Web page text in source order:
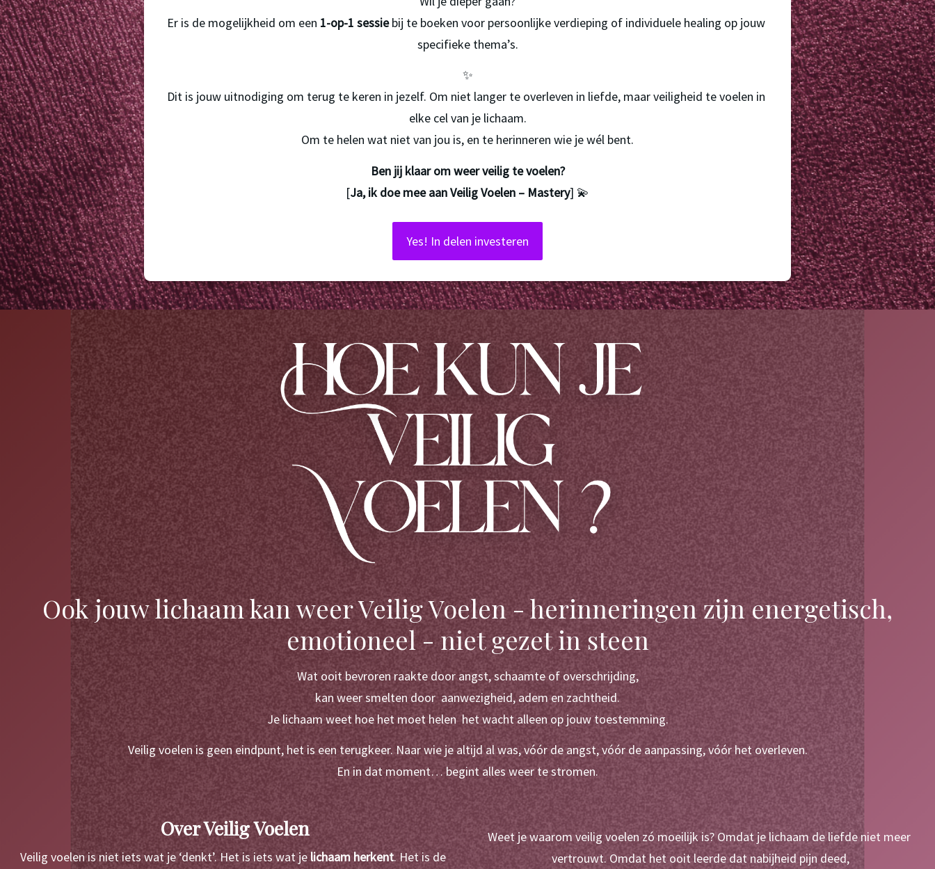
Er is de mogelijkheid om een 1-op-1 sessie bij te boeken voor persoonlijke verdieping of individuele healing op jouw
specifieke thema’s.
✨
Dit is jouw uitnodiging om terug te keren in jezelf. Om niet langer te overleven in liefde, maar veiligheid te voelen in
elke cel van je lichaam.
Om te helen wat niet van jou is, en te herinneren wie je wél bent.
Ben jij klaar om weer veilig te voelen?
[Ja, ik doe mee aan Veilig Voelen – Mastery] 💫
Yes! In delen investeren
Ook jouw lichaam kan weer Veilig Voelen - herinneringen zijn energetisch,
emotioneel - niet gezet in steen
Wat ooit bevroren raakte door angst, schaamte of overschrijding,
kan weer smelten door  aanwezigheid, adem en zachtheid.
Je lichaam weet hoe het moet helen  het wacht alleen op jouw toestemming.
Veilig voelen is geen eindpunt, het is een terugkeer. Naar wie je altijd al was, vóór de angst, vóór de aanpassing, vóór het overleven.
En in dat moment… begint alles weer te stromen.
Over Veilig Voelen
Veilig voelen is niet iets wat je ‘denkt’. Het is iets wat je lichaam herkent. Het is de
Weet je waarom veilig voelen zó moeilijk is? Omdat je lichaam de liefde niet meer
vertrouwt. Omdat het ooit leerde dat nabijheid pijn deed,